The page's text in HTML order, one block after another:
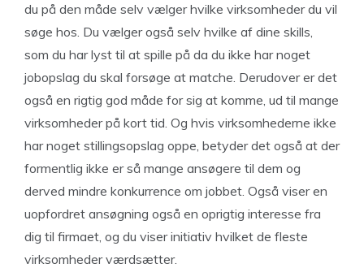
du på den måde selv vælger hvilke virksomheder du vil
søge hos. Du vælger også selv hvilke af dine skills,
som du har lyst til at spille på da du ikke har noget
jobopslag du skal forsøge at matche. Derudover er det
også en rigtig god måde for sig at komme, ud til mange
virksomheder på kort tid. Og hvis virksomhederne ikke
har noget stillingsopslag oppe, betyder det også at der
formentlig ikke er så mange ansøgere til dem og
derved mindre konkurrence om jobbet. Også viser en
uopfordret ansøgning også en oprigtig interesse fra
dig til firmaet, og du viser initiativ hvilket de fleste
virksomheder værdsætter.